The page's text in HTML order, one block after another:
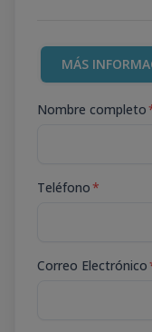
MÁS
Nombre completo
Teléfono*
Correo Electrónico